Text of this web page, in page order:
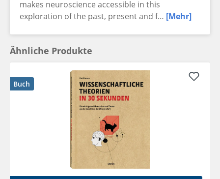
makes neuroscience accessible in this
exploration of the past, present and f… [Mehr]
Ähnliche Produkte
Buch